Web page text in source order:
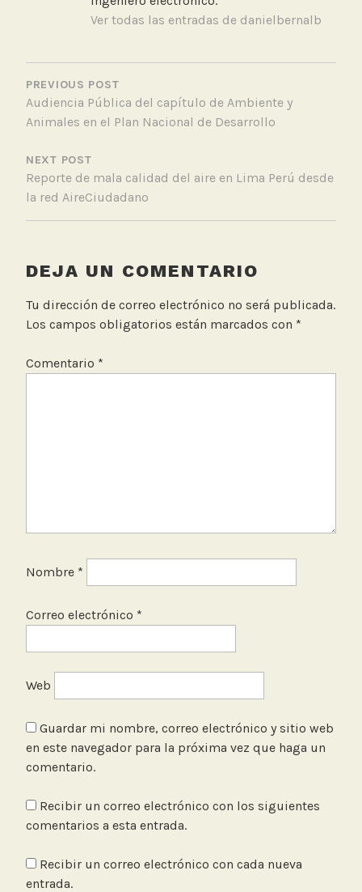
,
T
e
r
Ver todas las entradas de danielbernalb
NAVEGACIÓN
DE
ENTRADAS
PREVIOUS POST
Audiencia Pública del capítulo de Ambiente y
Animales en el Plan Nacional de Desarrollo
NEXT POST
Reporte de mala calidad del aire en Lima Perú desde
la red AireCiudadano
DEJA UN COMENTARIO
Tu dirección de correo electrónico no será publicada.
Los campos obligatorios están marcados con *
Comentario *
Nombre *
Correo electrónico *
Web
Guardar mi nombre, correo electrónico y sitio web
en este navegador para la próxima vez que haga un
comentario.
Recibir un correo electrónico con los siguientes
comentarios a esta entrada.
Recibir un correo electrónico con cada nueva
entrada.